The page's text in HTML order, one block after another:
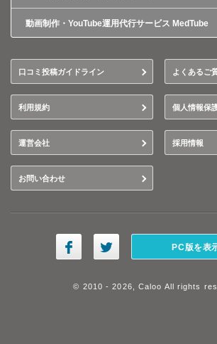
動画制作・YouTube運用代行サービス MedTube
口コミ投稿ガイドライン よくあるご
利用規約 個人情報保
運営会社 採用情報
お問い合わせ
PC版を表
© 2010 - 2026, Caloo All rights